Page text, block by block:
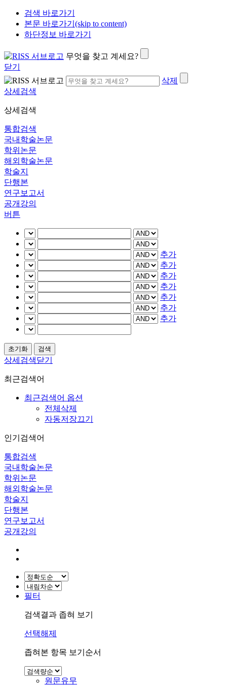
검색 바로가기
본문 바로가기(skip to content)
하단정보 바로가기
무엇을 찾고 계세요?
닫기
삭제
상세검색
상세검색
통합검색
국내학술논문
학위논문
해외학술논문
학술지
단행본
연구보고서
공개강의
버튼
추가
추가
추가
추가
추가
추가
추가
상세검색닫기
최근검색어
최근검색어 옵션
전체삭제
자동저장끄기
인기검색어
통합검색
국내학술논문
학위논문
해외학술논문
학술지
단행본
연구보고서
공개강의
필터
검색결과 좁혀 보기
선택해제
좁혀본 항목 보기순서
원문유무